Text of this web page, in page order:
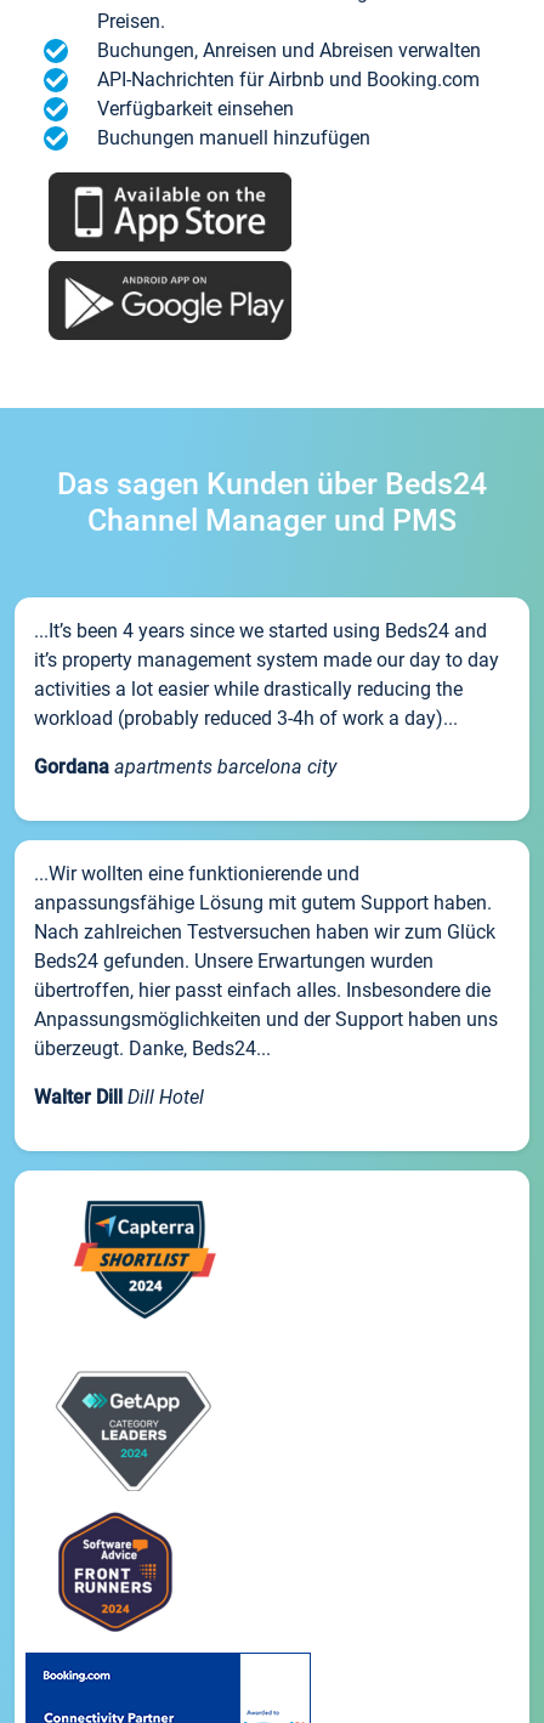
Preisen.
Buchungen, Anreisen und Abreisen verwalten
API-Nachrichten für Airbnb und Booking.com
Verfügbarkeit einsehen
Buchungen manuell hinzufügen
Das sagen Kunden über Beds24
Channel Manager und PMS
...It’s been 4 years since we started using Beds24 and
it’s property management system made our day to day
activities a lot easier while drastically reducing the
workload (probably reduced 3-4h of work a day)...
Gordana apartments barcelona city
...Wir wollten eine funktionierende und
anpassungsfähige Lösung mit gutem Support haben.
Nach zahlreichen Testversuchen haben wir zum Glück
Beds24 gefunden. Unsere Erwartungen wurden
übertroffen, hier passt einfach alles. Insbesondere die
Anpassungsmöglichkeiten und der Support haben uns
überzeugt. Danke, Beds24...
Walter Dill Dill Hotel